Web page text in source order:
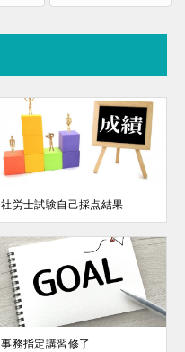
社労士試験自己採点結果
事務指定講習修了